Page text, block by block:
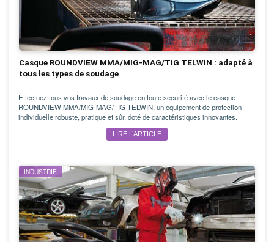
Casque ROUNDVIEW MMA/MIG-MAG/TIG TELWIN : adapté à
tous les types de soudage
Effectuez tous vos travaux de soudage en toute sécurité avec le casque
ROUNDVIEW MMA/MIG-MAG/TIG TELWIN, un équipement de protection
individuelle robuste, pratique et sûr, doté de caractéristiques innovantes.
LIRE L’ARTICLE
INDUSTRIE